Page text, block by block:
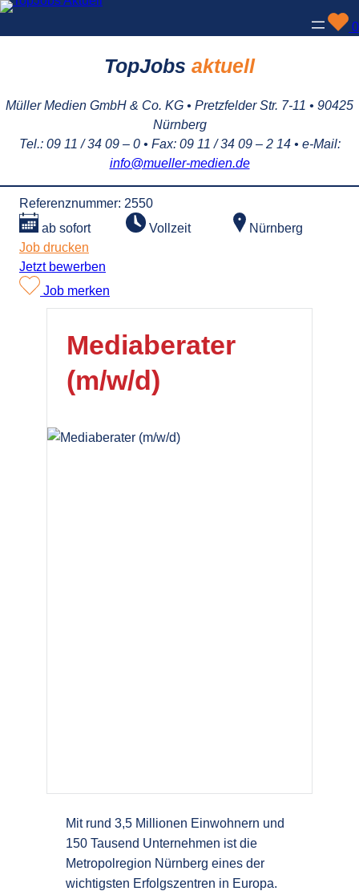
Zum
0
TopJobs aktuell
Müller Medien GmbH & Co. KG • Pretzfelder Str. 7-11 • 90425
Nürnberg
Tel.: 09 11 / 34 09 – 0 • Fax: 09 11 / 34 09 – 2 14 • e-Mail:
info@mueller-medien.de
Referenznummer: 2550
ab sofort
Vollzeit
Nürnberg
Job drucken
Jetzt bewerben
Job merken
Mediaberater
(m/w/d)
Mit rund 3,5 Millionen Einwohnern und
150 Tausend Unternehmen ist die
Metropolregion Nürnberg eines der
wichtigsten Erfolgszentren in Europa.